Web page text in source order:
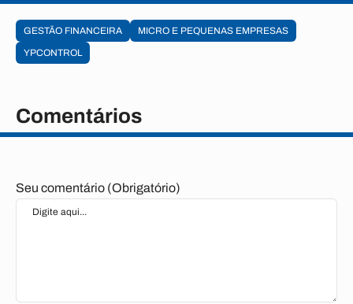
GESTÃO FINANCEIRA
MICRO E PEQUENAS EMPRESAS
YPCONTROL
Comentários
Seu comentário (Obrigatório)